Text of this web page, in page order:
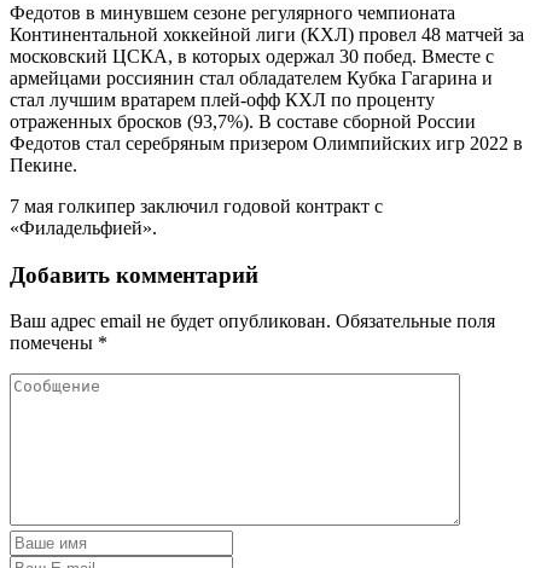
Федотов в минувшем сезоне регулярного чемпионата
Континентальной хоккейной лиги (КХЛ) провел 48 матчей за
московский ЦСКА, в которых одержал 30 побед. Вместе с
армейцами россиянин стал обладателем Кубка Гагарина и
стал лучшим вратарем плей-офф КХЛ по проценту
отраженных бросков (93,7%). В составе сборной России
Федотов стал серебряным призером Олимпийских игр 2022 в
Пекине.
7 мая голкипер заключил годовой контракт с
«Филадельфией».
Добавить комментарий
Ваш адрес email не будет опубликован. Обязательные поля
помечены *